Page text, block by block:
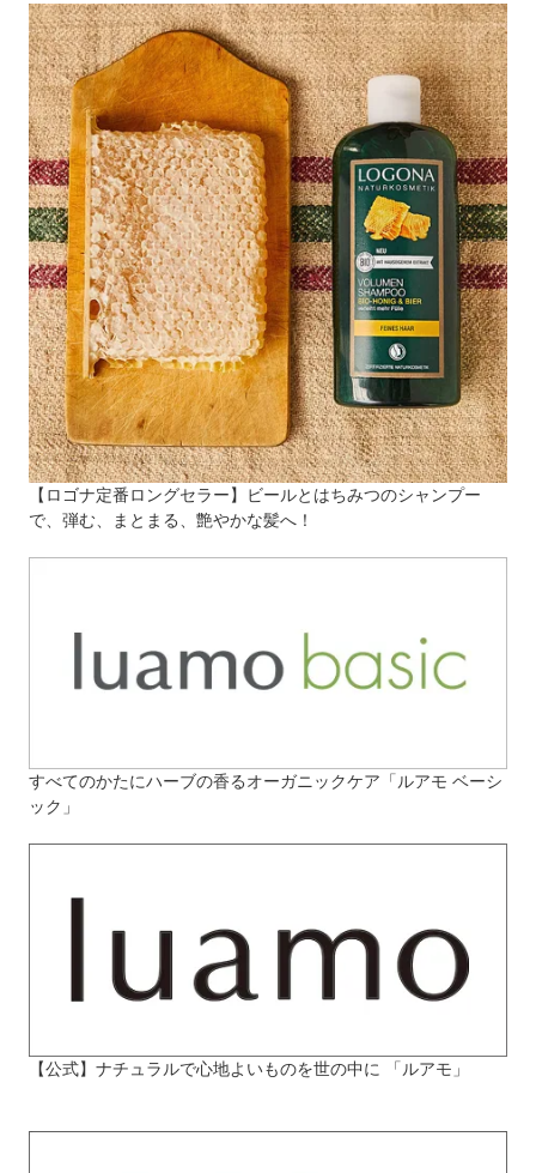
【ロゴナ定番ロングセラー】ビールとはちみつのシャンプー
で、弾む、まとまる、艶やかな髪へ！
すべてのかたにハーブの香るオーガニックケア「ルアモ ベーシ
ック」
【公式】ナチュラルで心地よいものを世の中に 「ルアモ」